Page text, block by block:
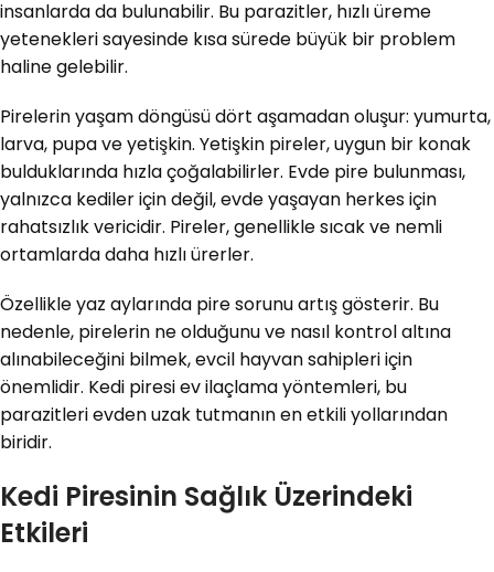
insanlarda da bulunabilir. Bu parazitler, hızlı üreme
yetenekleri sayesinde kısa sürede büyük bir problem
haline gelebilir.
Pirelerin yaşam döngüsü dört aşamadan oluşur: yumurta,
larva, pupa ve yetişkin. Yetişkin pireler, uygun bir konak
bulduklarında hızla çoğalabilirler. Evde pire bulunması,
yalnızca kediler için değil, evde yaşayan herkes için
rahatsızlık vericidir. Pireler, genellikle sıcak ve nemli
ortamlarda daha hızlı ürerler.
Özellikle yaz aylarında pire sorunu artış gösterir. Bu
nedenle, pirelerin ne olduğunu ve nasıl kontrol altına
alınabileceğini bilmek, evcil hayvan sahipleri için
önemlidir. Kedi piresi ev ilaçlama yöntemleri, bu
parazitleri evden uzak tutmanın en etkili yollarından
biridir.
Kedi Piresinin Sağlık Üzerindeki
Etkileri